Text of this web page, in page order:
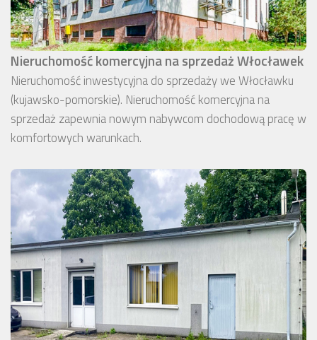
Nieruchomość komercyjna na sprzedaż Włocławek
Nieruchomość inwestycyjna do sprzedaży we Włocławku
(kujawsko-pomorskie). Nieruchomość komercyjna na
sprzedaż zapewnia nowym nabywcom dochodową pracę w
komfortowych warunkach.